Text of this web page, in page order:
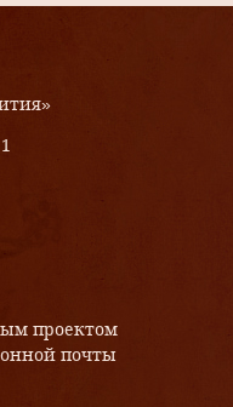
проектом
почты